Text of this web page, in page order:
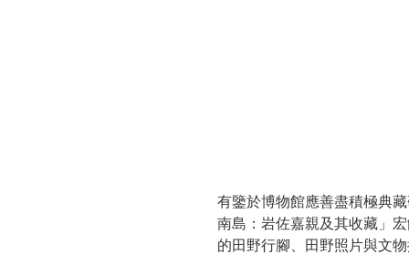
有鑒於博物館應善盡積極典
南島：岩佐嘉親及其收藏」
的田野行腳、田野照片與文